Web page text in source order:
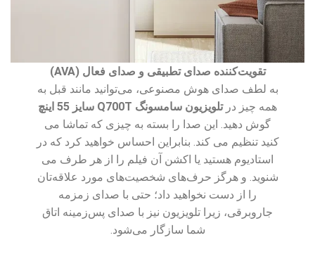
تقویت‌کننده صدای تطبیقی ​​و صدای فعال (AVA)
به لطف صدای هوش مصنوعی، می‌توانید مانند قبل به
همه چیز درتلویزیون سامسونگ Q700T سایز 55 اینچ
گوش دهید. این صدا را بسته به چیزی که تماشا می
کنید تنظیم می کند. بنابراین احساس خواهید کرد که در
استادیوم هستید یا اکشن آن فیلم را از هر طرف می
شنوید. و هرگز حرف‌های شخصیت‌های مورد علاقه‌تان
را از دست نخواهید داد؛ حتی با صدای زمزمه
جاروبرقی، زیرا تلویزیون نیز با صدای پس‌زمینه اتاق
شما سازگار می‌شود.